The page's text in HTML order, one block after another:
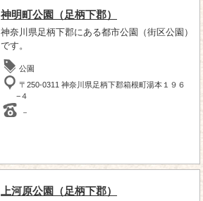
神明町公園（足柄下郡）
神奈川県足柄下郡にある都市公園（街区公園）
です。
公園
〒250-0311 神奈川県足柄下郡箱根町湯本１９６
−４
－
上河原公園（足柄下郡）